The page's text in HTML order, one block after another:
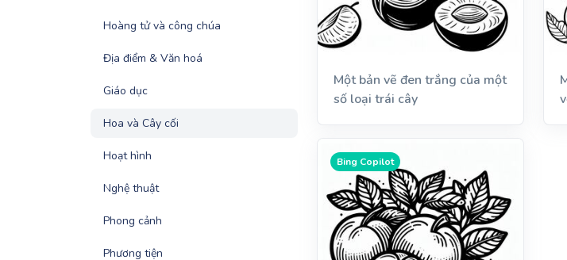
Hoàng tử và công chúa
Địa điểm & Văn hoá
Giáo dục
Hoa và Cây cối
Hoạt hình
Nghệ thuật
Phong cảnh
Phương tiện
Một bản vẽ đen trắng của một
số loại trái cây
Bing Copilot